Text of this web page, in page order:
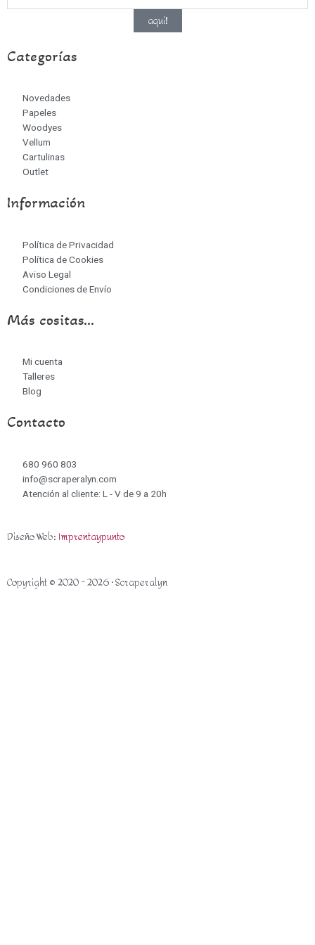
aqui!
Categorías
Novedades
Papeles
Woodyes
Vellum
Cartulinas
Outlet
Información
Política de Privacidad
Política de Cookies
Aviso Legal
Condiciones de Envío
Más cositas...
Mi cuenta
Talleres
Blog
Contacto
680 960 803
info@scraperalyn.com
Atención al cliente: L - V de 9 a 20h
Diseño Web:Imprentaypunto
Copyright © 2020 - 2026 · Scraperalyn